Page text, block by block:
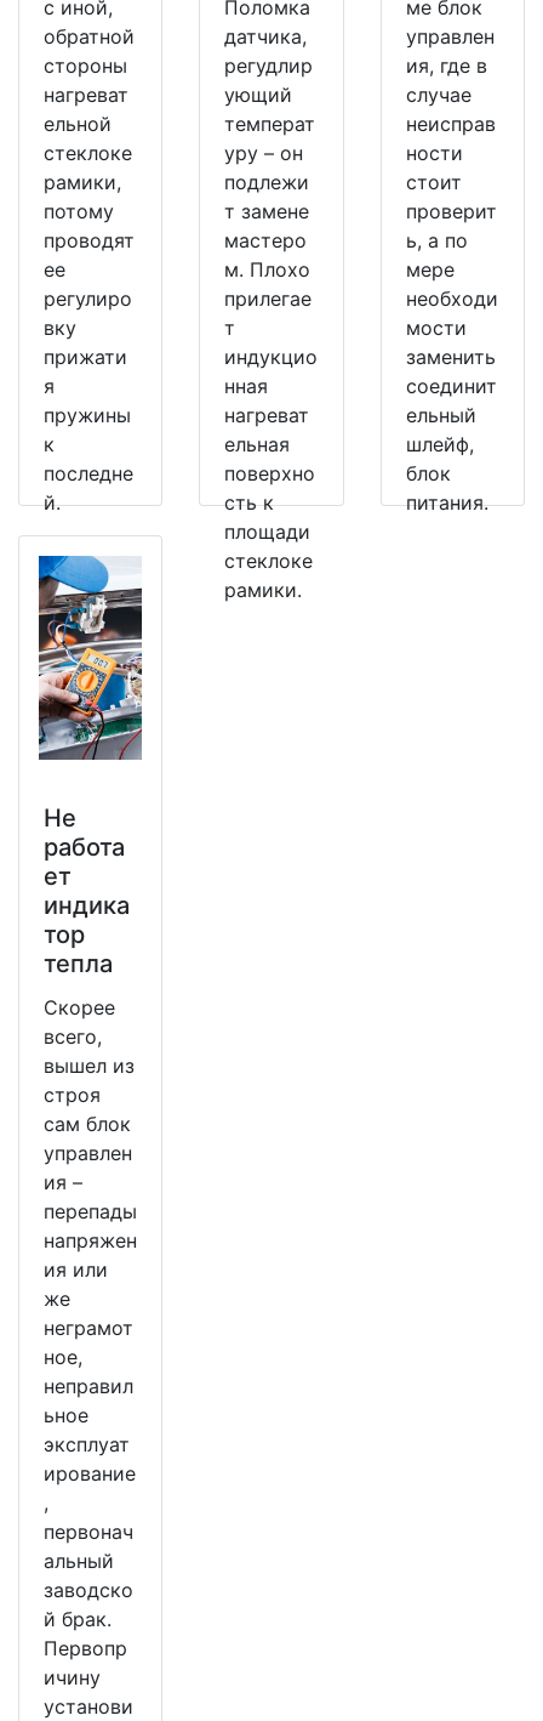
с иной,
обратной
стороны
нагреват
ельной
стеклоке
рамики,
потому
проводят
ее
регулиро
вку
прижати
я
пружины
к
последне
й.
Поломка
датчика,
регудлир
ующий
температ
уру – он
подлежи
т замене
мастеро
м. Плохо
прилегае
т
индукцио
нная
нагреват
ельная
поверхно
сть к
площади
стеклоке
рамики.
ме блок
управлен
ия, где в
случае
неисправ
ности
стоит
проверит
ь, а по
мере
необходи
мости
заменить
соединит
ельный
шлейф,
блок
питания.
Не
работа
ет
индика
тор
тепла
Скорее
всего,
вышел из
строя
сам блок
управлен
ия –
перепады
напряжен
ия или
же
неграмот
ное,
неправил
ьное
эксплуат
ирование
,
первонач
альный
заводско
й брак.
Первопр
ичину
установи